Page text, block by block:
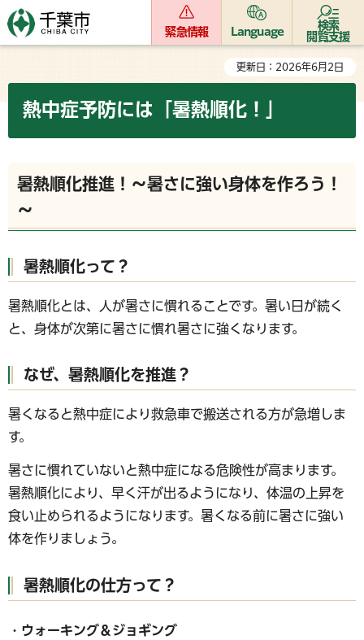
緊急情報 Language
検索
閲覧支援
更新日：2026年6月2日
熱中症予防には「暑熱順化！」
暑熱順化推進！～暑さに強い身体を作ろう！
～
暑熱順化って？
暑熱順化とは、人が暑さに慣れることです。暑い日が続く
と、身体が次第に暑さに慣れ暑さに強くなります。
なぜ、暑熱順化を推進？
暑くなると熱中症により救急車で搬送される方が急増しま
す。
暑さに慣れていないと熱中症になる危険性が高まります。
暑熱順化により、早く汗が出るようになり、体温の上昇を
食い止められるようになります。暑くなる前に暑さに強い
体を作りましょう。
暑熱順化の仕方って？
・ウォーキング＆ジョギング